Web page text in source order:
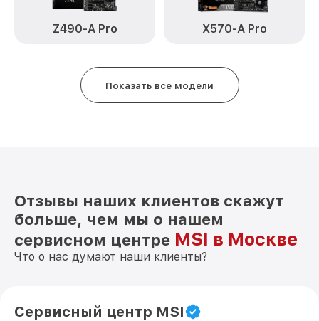
Z490-A Pro X570-A Pro
Показать все модели
Отзывы наших клиентов скажут
больше, чем мы о нашем
сервисном центре MSI в Москве
Что о нас думают наши клиенты?
Сервисный центр MSI